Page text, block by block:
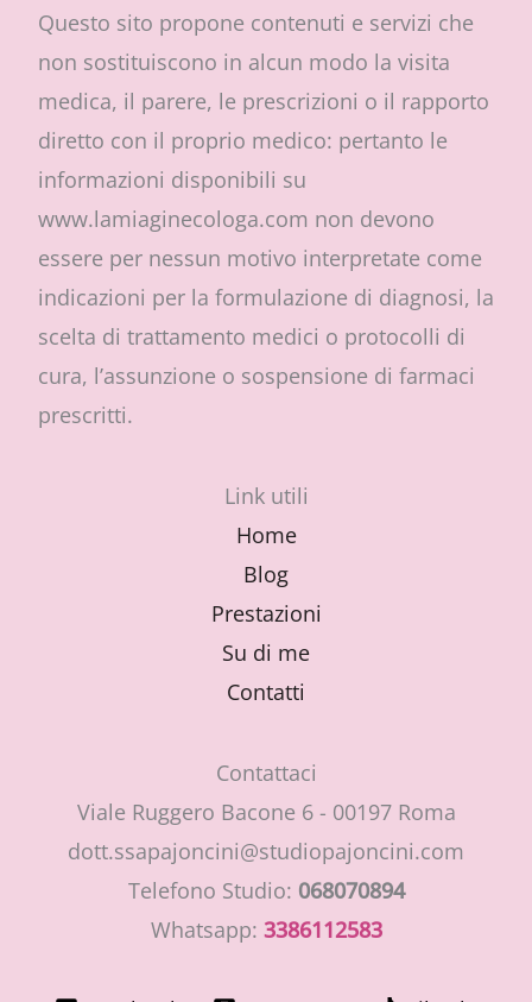
Questo sito propone contenuti e servizi che
non sostituiscono in alcun modo la visita
medica, il parere, le prescrizioni o il rapporto
diretto con il proprio medico: pertanto le
informazioni disponibili su
www.lamiaginecologa.com non devono
essere per nessun motivo interpretate come
indicazioni per la formulazione di diagnosi, la
scelta di trattamento medici o protocolli di
cura, l’assunzione o sospensione di farmaci
prescritti.
Link utili
Home
Blog
Prestazioni
Su di me
Contatti
Contattaci
Viale Ruggero Bacone 6 - 00197 Roma
dott.ssapajoncini@studiopajoncini.com
Telefono Studio: 068070894
Whatsapp: 3386112583